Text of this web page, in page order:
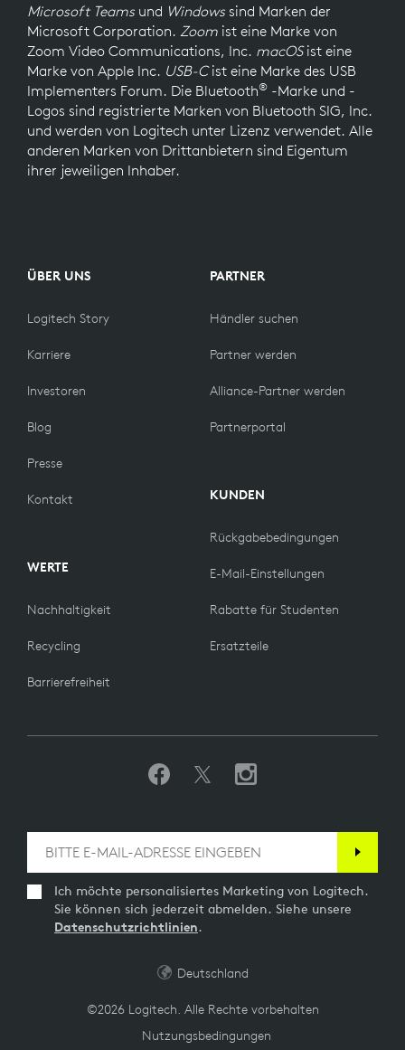
Microsoft Teamsund Windowssind Marken der
Microsoft Corporation. Zoom ist eine Marke von
Zoom Video Communications, Inc. macOSist eine
Marke von Apple Inc. USB-Cist eine Marke des USB
Implementers Forum. Die Bluetooth® -Marke und -
Logos sind registrierte Marken von Bluetooth SIG, Inc.
und werden von Logitech unter Lizenz verwendet. Alle
anderen Marken von Drittanbietern sind Eigentum
ihrer jeweiligen Inhaber.
ÜBER UNS
Logitech Story
Karriere
Investoren
Blog
Presse
Kontakt
WERTE
Nachhaltigkeit
Recycling
Barrierefreiheit
PARTNER
Händler suchen
Partner werden
Alliance-Partner werden
Partnerportal
KUNDEN
Rückgabebedingungen
E-Mail-Einstellungen
Rabatte für Studenten
Ersatzteile
Ich möchte personalisiertes Marketing von Logitech.
Sie können sich jederzeit abmelden. Siehe unsere
Datenschutzrichtlinien.
©2026 Logitech. Alle Rechte vorbehalten
Nutzungsbedingungen
Deutschland